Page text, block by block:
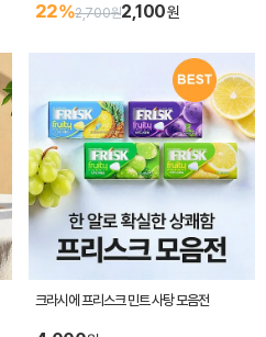
22%2,700원2,100원
크라시에 프리스크 민트 사탕 모음전